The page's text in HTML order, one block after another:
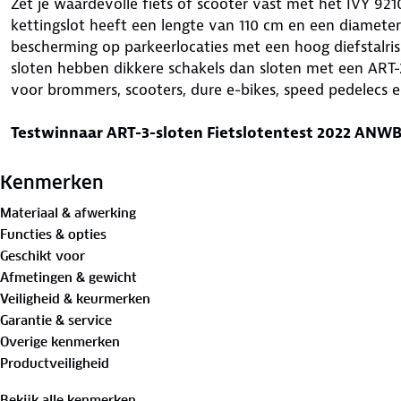
kettingslot heeft een lengte van 110 cm en een
bescherming op parkeerlocaties met een hoog
sloten hebben dikkere schakels dan sloten met een
voor brommers, scooters, dure e-bikes, speed pedelecs
Testwinnaar ART-3-sloten Fietslotentest 2022 ANWB
Dit keer testten we twintig fietssloten: twaalf ART-2-
braakbestendigheid door Stichting ART. Wij hebben de
gebruiksgemak. De IVY 9210 ketting van ABUS komt in
uit de test. “Dit is het enige fietsslot waarbij je de
haaks erop), zodat een gesloten ketting een ‘perfecte
onder meer de zeer slijtvaste hoes en het gebruiksgemak.”
Ook als best getest door de Fietsersbond.
Specificaties kettingslot:
Kenmerken
Materiaal & afwerking
Functies & opties
Geschikt voor
Afmetingen & gewicht
Veiligheid & keurmerken
Garantie & service
Overige kenmerken
Productveiligheid